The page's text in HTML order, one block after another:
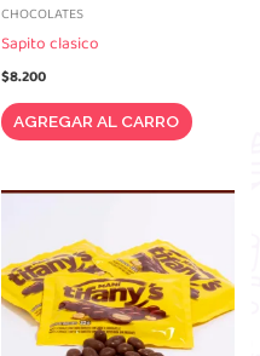
CHOCOLATES
Sapito clasico
$8.200
AGREGAR AL CARRO